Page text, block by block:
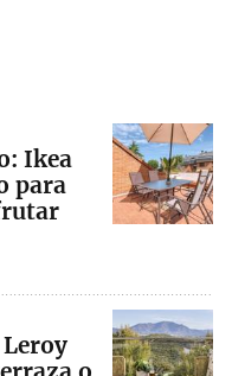
Ikea
para